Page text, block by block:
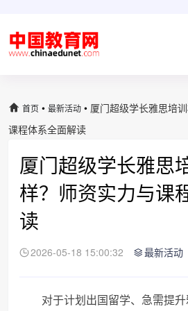
首页 • 最新活动 • 厦门超级学长雅思培
课程体系全面解读
厦门超级学长雅思
样？师资实力与课
读
2026-05-18 15:00:32 最新活动
对于计划出国留学、急需提